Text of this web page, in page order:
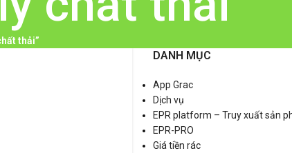
thải”
DANH MỤC
App Grac
Dịch vụ
EPR platform – Truy xuất sản
EPR-PRO
Giá tiền rác